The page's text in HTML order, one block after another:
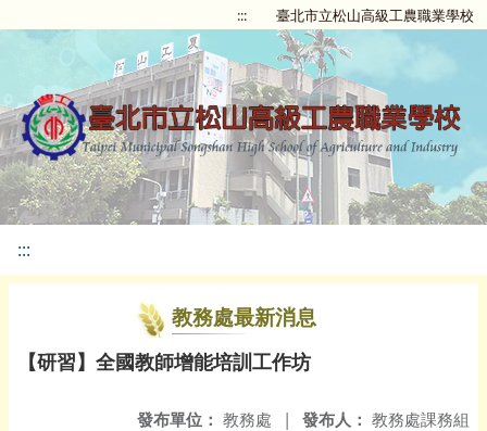
::: 臺北市立松山高級工農職業學校
:::
教務處最新消息
【研習】全國教師增能培訓工作坊
發布人： 教務處課務組
發布單位： 教務處 |